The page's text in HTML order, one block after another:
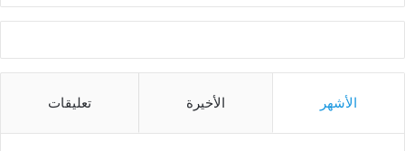
الأشهر الأخيرة تعليقات